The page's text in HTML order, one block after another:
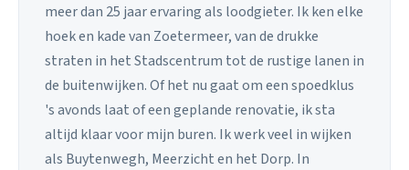
meer dan 25 jaar ervaring als loodgieter. Ik ken elke
hoek en kade van Zoetermeer, van de drukke
straten in het Stadscentrum tot de rustige lanen in
de buitenwijken. Of het nu gaat om een spoedklus
's avonds laat of een geplande renovatie, ik sta
altijd klaar voor mijn buren. Ik werk veel in wijken
als Buytenwegh, Meerzicht en het Dorp. In